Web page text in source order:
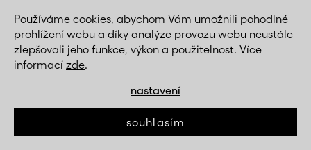
Používáme cookies, abychom Vám umožnili pohodlné
prohlížení webu a díky analýze provozu webu neustále
zlepšovali jeho funkce, výkon a použitelnost. Více
informací zde.
nastavení
souhlasím
O nás
Produkty pečlivě vybíráme
Kontakty
Reklamace
Vrácení zboží
Prodej na splátky